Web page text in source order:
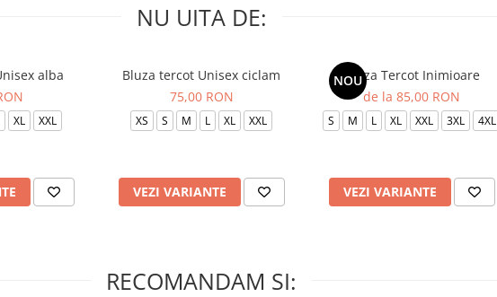
NU UITA DE:
alba
XL XXL
Bluza tercot Unisex ciclam
75,00 RON
XS S M L XL XXL
VEZI VARIANTE
NOU
Bluza Tercot Inimioare
de la 85,00 RON
S M L XL XXL 3XL 4XL
VEZI VARIANTE
RECOMANDAM SI: